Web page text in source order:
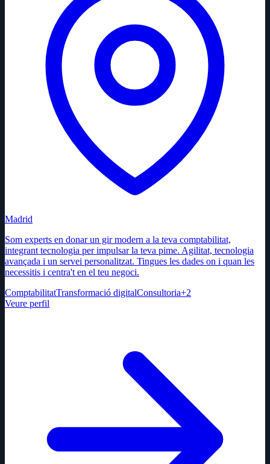
Madrid
Som experts en donar un gir modern a la teva comptabilitat,
integrant tecnologia per impulsar la teva pime. Agilitat, tecnologia
avançada i un servei personalitzat. Tingues les dades on i quan les
necessitis i centra't en el teu negoci.
ComptabilitatTransformació digitalConsultoria+2
Veure perfil